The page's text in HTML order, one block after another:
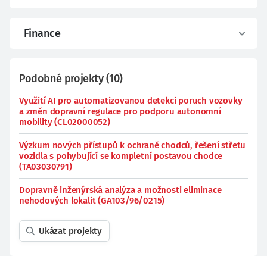
Finance
Podobné projekty(10)
Využití AI pro automatizovanou detekci poruch vozovky
a změn dopravní regulace pro podporu autonomní
mobility (CL02000052)
Výzkum nových přístupů k ochraně chodců, řešení střetu
vozidla s pohybující se kompletní postavou chodce
(TA03030791)
Dopravně inženýrská analýza a možnosti eliminace
nehodových lokalit (GA103/96/0215)
Ukázat projekty